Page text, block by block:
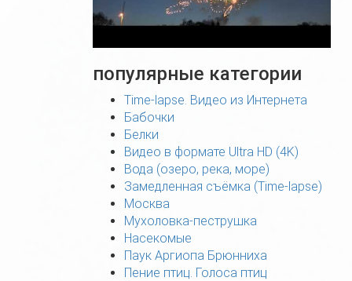
популярные категории
Time-lapse. Видео из Интернета
Бабочки
Белки
Видео в формате Ultra HD (4K)
Вода (озеро, река, море)
Замедленная съёмка (Time-lapse)
Москва
Мухоловка-пеструшка
Насекомые
Паук Аргиопа Брюнниха
Пение птиц. Голоса птиц